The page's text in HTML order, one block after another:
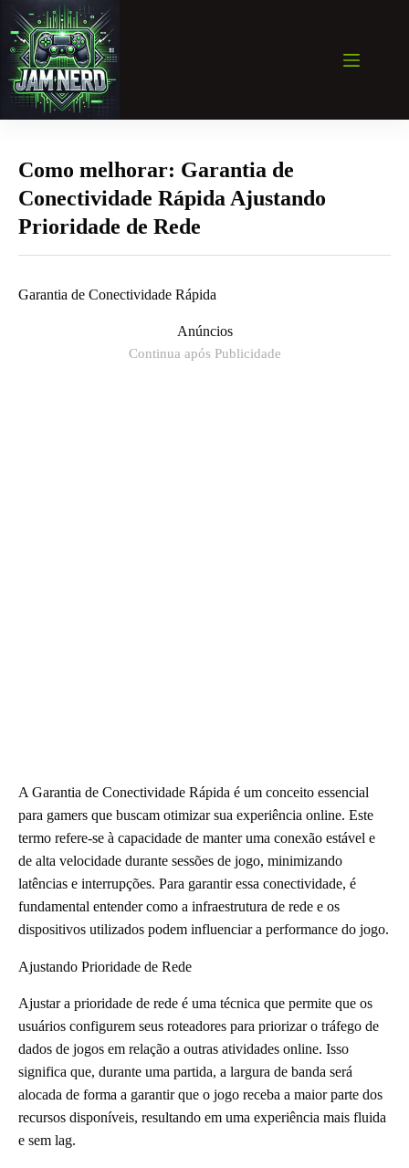
para
conteúdo
Como melhorar: Garantia de
Conectividade Rápida Ajustando
Prioridade de Rede
Garantia de Conectividade Rápida
Anúncios
Continua após Publicidade
A Garantia de Conectividade Rápida é um conceito essencial
para gamers que buscam otimizar sua experiência online. Este
termo refere-se à capacidade de manter uma conexão estável e
de alta velocidade durante sessões de jogo, minimizando
latências e interrupções. Para garantir essa conectividade, é
fundamental entender como a infraestrutura de rede e os
dispositivos utilizados podem influenciar a performance do jogo.
Ajustando Prioridade de Rede
Ajustar a prioridade de rede é uma técnica que permite que os
usuários configurem seus roteadores para priorizar o tráfego de
dados de jogos em relação a outras atividades online. Isso
significa que, durante uma partida, a largura de banda será
alocada de forma a garantir que o jogo receba a maior parte dos
recursos disponíveis, resultando em uma experiência mais fluida
e sem lag.